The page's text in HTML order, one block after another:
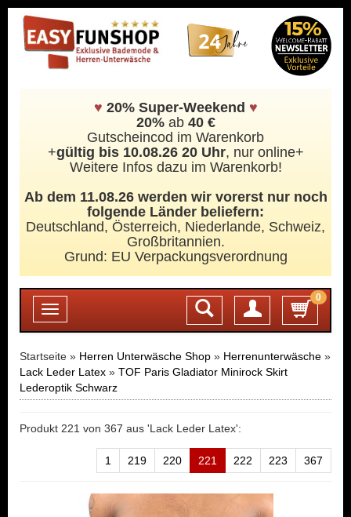
♥ 20% Super-Weekend ♥
20%ab 40 €
Gutscheincod im Warenkorb
+gültig bis 10.08.26 20 Uhr, nur online+
Weitere Infos dazu im Warenkorb!
Ab dem 11.08.26 werden wir vorerst nur noch
folgende Länder beliefern:
Deutschland, Österreich, Niederlande, Schweiz,
Großbritannien.
Grund: EU Verpackungsverordnung
Toggle
navigation
0
Login
Startseite » Herren Unterwäsche Shop » Herrenunterwäsche »
Lack Leder Latex » TOF Paris Gladiator Minirock Skirt
Lederoptik Schwarz
Produkt 221 von 367 aus 'Lack Leder Latex':
1 219 220 221 222 223 367